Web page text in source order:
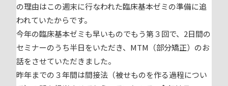
の理由はこの週末に行なわれた臨床基本ゼミの準備に追
われていたからです。
今年の臨床基本ゼミも早いものでもう第３回で、2日間の
セミナーのうち半日をいただき、MTM（部分矯正）のお
話をさせていただきました。
昨年までの３年間は間接法（被せものを作る過程につい